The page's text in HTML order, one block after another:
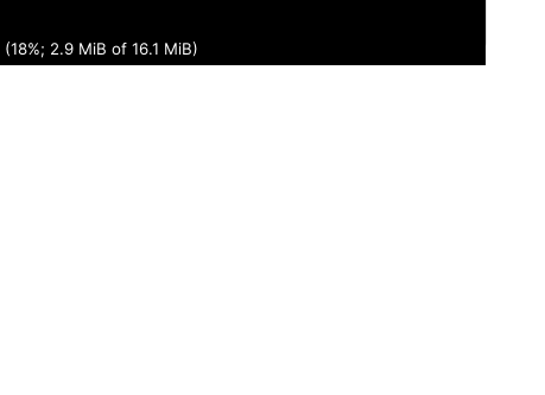
(18%; 3.0 MiB of 16.1 MiB)